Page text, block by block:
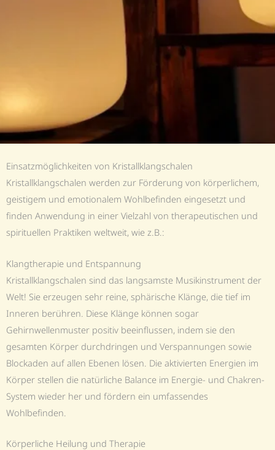
Einsatzmöglichkeiten von Kristallklangschalen
Kristallklangschalen werden zur Förderung von körperlichem,
geistigem und emotionalem Wohlbefinden eingesetzt und
finden Anwendung in einer Vielzahl von therapeutischen und
spirituellen Praktiken weltweit, wie z.B.:
Klangtherapie und Entspannung
Kristallklangschalen sind das langsamste Musikinstrument der
Welt! Sie erzeugen sehr reine, sphärische Klänge, die tief im
Inneren berühren. Diese Klänge können sogar
Gehirnwellenmuster positiv beeinflussen, indem sie den
gesamten Körper durchdringen und Verspannungen sowie
Blockaden auf allen Ebenen lösen. Die aktivierten Energien im
Körper stellen die natürliche Balance im Energie- und Chakren-
System wieder her und fördern ein umfassendes
Wohlbefinden.
Körperliche Heilung und Therapie